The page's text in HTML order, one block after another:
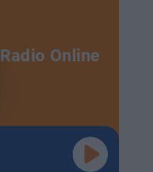
Radio Online